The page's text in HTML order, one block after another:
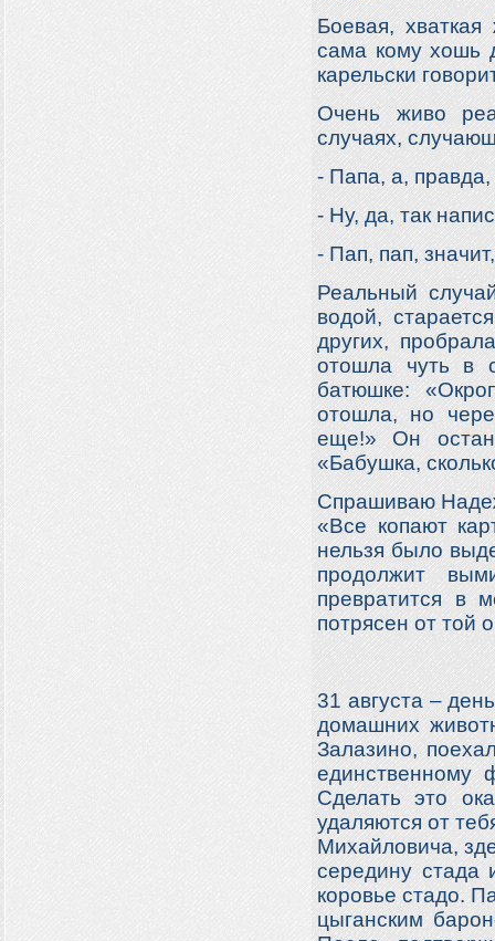
Боевая,
сама кому хошь
карельски
Очень живо
случаях,
- Папа, а,
- Ну, да, так
- Пап, пап,
Реальный
водой,
других,
отошла чуть в
батюшке:
отошла, но
еще!» Он
«Бабушка,
Спрашиваю
«Все копают
нельзя было
продолжит
превратится в
потрясен от той
31 августа –
домашних
Залазино,
единственному
Сделать это
удаляются от
Михайловича,
середину стада
коровье стадо.
цыганским